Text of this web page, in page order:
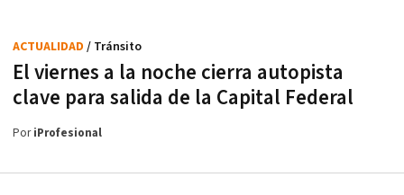
El viernes a la noche cierra autopista
clave para salida de la Capital Federal
ACTUALIDAD / Tránsito
PoriProfesional